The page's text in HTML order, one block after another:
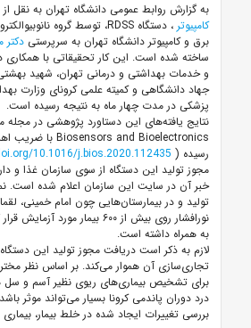
به گزارش روابط عمومی دانشگاه تهران به نقل از
کامپیوتر ، دستگاه RDSS، توسط گروه
برق و کامپیوتر دانشگاه تهران به سرپرستی دکتر
ساخته شده است. این کار تحقیقاتی با همکاری
و خدمات بهداشتی و درمانی تهران، شهید
جهاد دانشگاهی و کمیته علمیکرونای وزارت
پزشکی در مدت چهار ماه به نتیجه رسیده است.
نتایج یافته‌های این دستاورد پژوهشی در مجله
رسیده ( 10.1016/j.bios.2020.112435
مجوز تولید این دستگاه از سوی سازمان غذا و
خبر آن در سایت این سازمان اعلام شده است.
تولید و در بیمارستان‌هایی چون امام خمینی،
نورافشار
روی بیش از ۶۰۰ بیمار مورد
به همراه داشته است.
لازم به ذکر است دریافت مجوز تولید این دستگاه
تجاری‌سازی آن هموار می‌کند. بر اساس نظر
برای تشخیص بیماری‌های ریوی نظیر آسم و سل
درد دوران پاندمیکرونا بسیار می‌تواند موثر
بررسی تغییرات ایجاد شده درخلط بیمار،